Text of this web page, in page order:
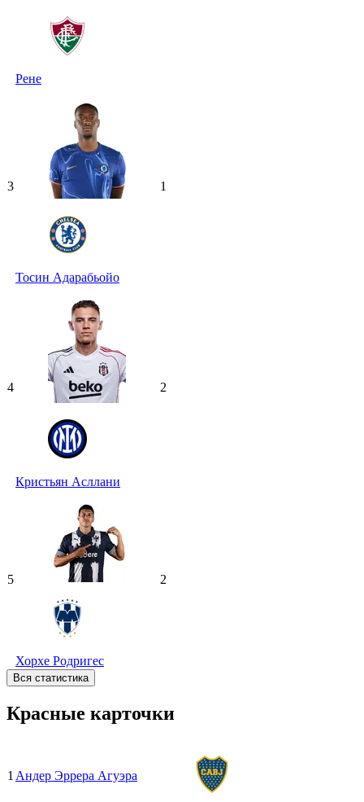
Рене
3
Тосин Адарабьойо
1
4
Кристьян Асллани
2
5
Хорхе Родригес
2
Вся статистика
Красные карточки
1 Андер Эррера Агуэра